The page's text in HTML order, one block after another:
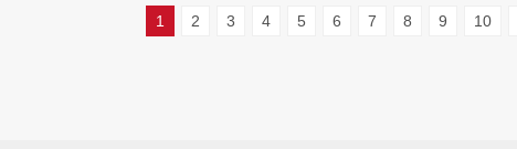
1 2 3 4 5 6 7 8 9 10